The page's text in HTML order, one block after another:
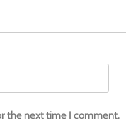
the next time I comment.